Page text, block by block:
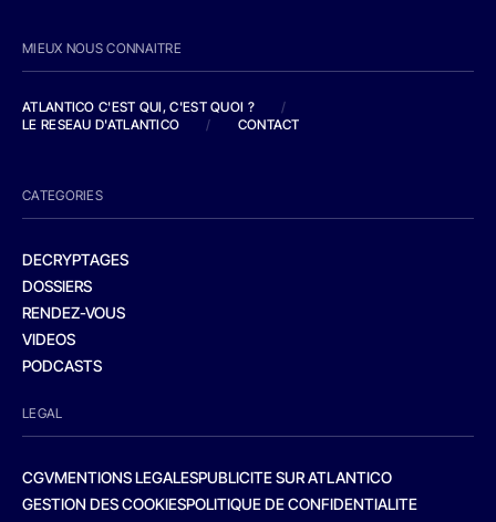
MIEUX NOUS CONNAITRE
ATLANTICO C'EST QUI, C'EST QUOI ?
/
LE RESEAU D'ATLANTICO
/ CONTACT
CATEGORIES
DECRYPTAGES
DOSSIERS
RENDEZ-VOUS
VIDEOS
PODCASTS
LEGAL
CGVMENTIONS LEGALESPUBLICITE SUR ATLANTICO
GESTION DES COOKIESPOLITIQUE DE CONFIDENTIALITE